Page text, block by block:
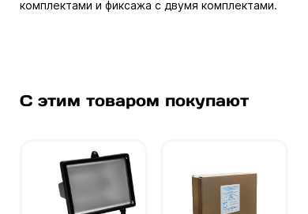
комплектами и фиксажа с двумя комплектами.
С этим товаром покупают